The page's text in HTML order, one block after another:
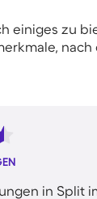
einiges zu
in Split